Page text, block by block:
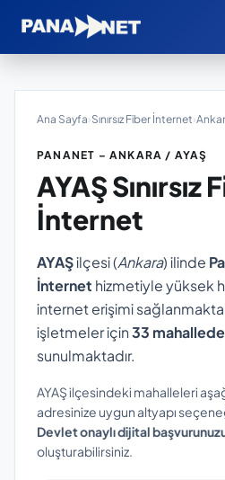
Ana Sayfa›Sınırsız Fiber İnternet›
PANANET – ANKARA / AYAŞ
AYAŞSınırsız
İnternet
AYAŞilçesi (Ankara) ilinde
İnternet hizmetiyle yüksek
internet erişimi
işletmeler için33 mahallede
sunulmaktadır.
AYAŞ ilçesindeki mahalleleri
adresinize uygun altyapı
Devlet onaylı dijital
oluşturabilirsiniz.